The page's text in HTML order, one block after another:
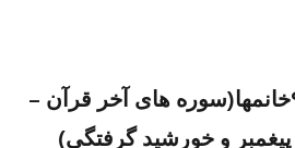
صبح یکشنبه ٣-٢-٩۶خانمها(سوره های آخر قرآن –
و خورشید گرفتگی)